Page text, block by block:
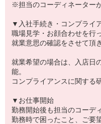
※担当のコーディネーター
▼入社手続き・コンプライ
職場見学・お顔合わせを行
就業意思の確認をさせて頂
就業希望の場合は、入店日
能。
コンプライアンスに関する
▼お仕事開始
勤務開始後も担当のコーデ
勤務時で困ったこと、ご要